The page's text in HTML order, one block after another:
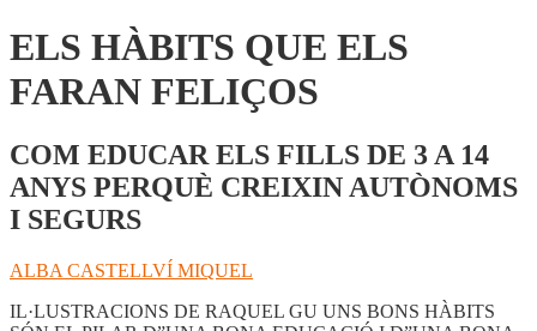
ELS HÀBITS QUE ELS
FARAN FELIÇOS
COM EDUCAR ELS FILLS DE 3 A 14
ANYS PERQUÈ CREIXIN AUTÒNOMS
I SEGURS
ALBA CASTELLVÍ MIQUEL
IL·LUSTRACIONS DE RAQUEL GU UNS BONS HÀBITS